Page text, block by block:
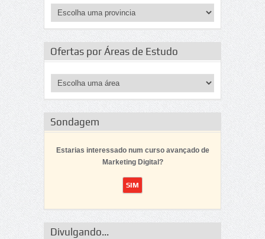
Ofertas por Áreas de Estudo
Sondagem
Estarias interessado num curso avançado de
Marketing Digital?
Divulgando...